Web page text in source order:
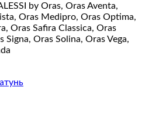
by Oras, Oras Aventa,
Oras Medipro, Oras Optima,
Oras Safira Classica, Oras
Signa, Oras Solina, Oras Vega,